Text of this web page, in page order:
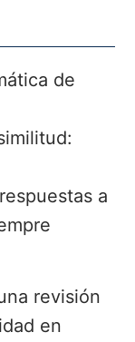
de
a
revisión
en